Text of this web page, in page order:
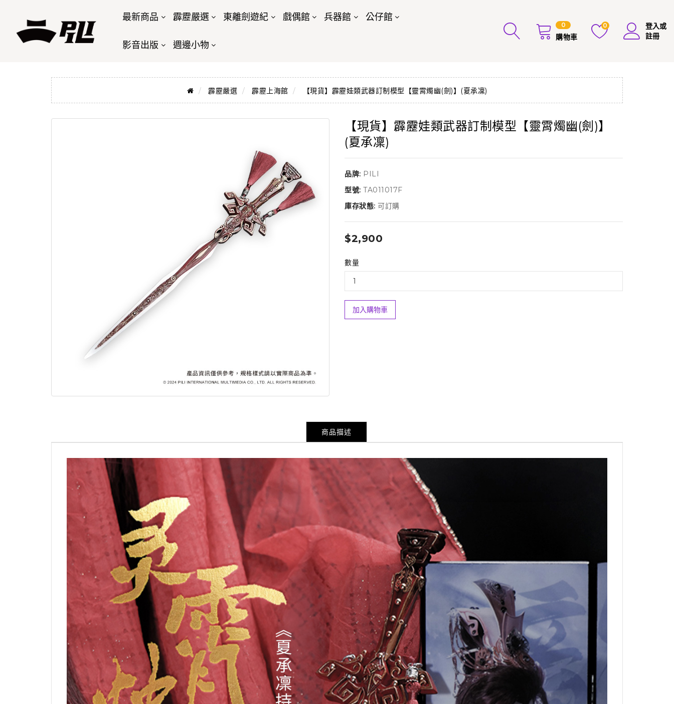
最新商品 霹靂嚴選 東離劍遊紀 戲偶館 兵器館 公仔館
影音出版 週邊小物
0
購物車
0
登入或
註冊
霹靂嚴選 霹靂上海館 【現貨】霹靂娃類武器訂制模型【靈霄燭幽(劍)】(夏承凜)
【現貨】霹靂娃類武器訂制模型【靈霄燭幽(劍)】
(夏承凜)
品牌: PILI
型號: TA011017F
庫存狀態: 可訂購
$2,900
數量
加入購物車
商品描述